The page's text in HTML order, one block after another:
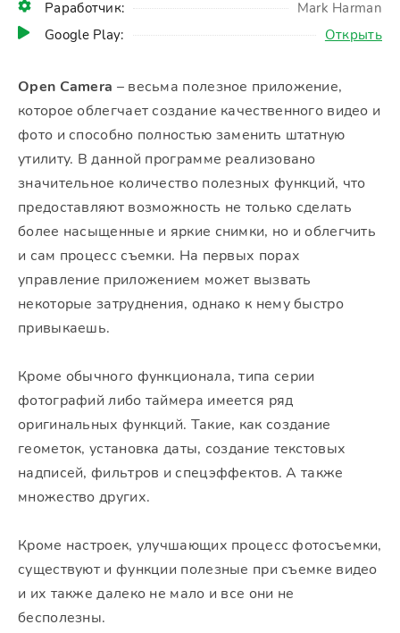
Раработчик:
Mark Harman
Google Play:
Открыть
Open Camera – весьма полезное приложение,
которое облегчает создание качественного видео и
фото и способно полностью заменить штатную
утилиту. В данной программе реализовано
значительное количество полезных функций, что
предоставляют возможность не только сделать
более насыщенные и яркие снимки, но и облегчить
и сам процесс съемки. На первых порах
управление приложением может вызвать
некоторые затруднения, однако к нему быстро
привыкаешь.
Кроме обычного функционала, типа серии
фотографий либо таймера имеется ряд
оригинальных функций. Такие, как создание
геометок, установка даты, создание текстовых
надписей, фильтров и спецэффектов. А также
множество других.
Кроме настроек, улучшающих процесс фотосъемки,
существуют и функции полезные при съемке видео
и их также далеко не мало и все они не
бесполезны.